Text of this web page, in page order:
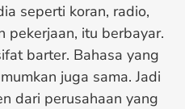
seperti koran, radio,
pekerjaan, itu berbayar.
barter. Bahasa yang
juga sama. Jadi
dari perusahaan yang